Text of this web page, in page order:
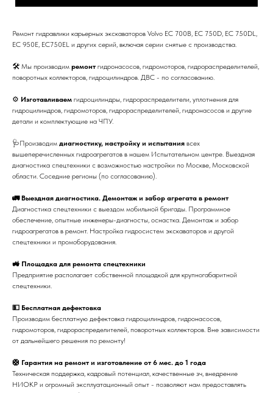
Ремонт гидравлики карьерных экскаваторов Volvo EC 700B, EC 750D, EC 750DL,
EC 950E, ЕС750EL и других серий, включая серии снятые с производства.
🛠 Мы производим ремонт гидронасосов, гидромоторов, гидрораспределителей,
поворотных коллекторов, гидроцилиндров. ДВС - по согласованию.
⚙ Изготавливаем гидроцилиндры, гидрораспределители, уплотнения для
гидроцилиндров, гидромоторов, гидрораспределителей, гидронасосов и другие
детали и комплектующие на ЧПУ.
🩺Производим диагностику, настройку и испытания всех
вышеперечисленных гидроагрегатов в нашем Испытательном центре. Выездная
диагностика спецтехники с возможностью настройки по Москве, Московской
области. Соседние регионы (по согласованию).
🚛 Выездная диагностика. Демонтаж и забор агрегата в ремонт
Диагностика спецтехники с выездом мобильной бригады. Программное
обеспечение, опытные инженеры-диагносты, оснастка. Демонтаж и забор
гидроагрегатов в ремонт. Настройка гидросистем экскаваторов и другой
спецтехники и промоборудования.
🚜 Площадка для ремонта спецтехники
Предприятие располагает собственной площадкой для крупногабаритной
спецтехники.
💵 Бесплатная дефектовка
Производим бесплатную дефектовка гидроцилиндров, гидронасосов,
гидромоторов, гидрораспределителей, поворотных коллекторов. Вне зависимости
от дальнейшего решения по ремонту!
🛟 Гарантия на ремонт и изготовление от 6 мес. до 1 года
Техническая поддержка, кадровый потенциал, качественные зч, внедрение
НИОКР и огромный эксплуатационный опыт - позволяют нам предоставлять